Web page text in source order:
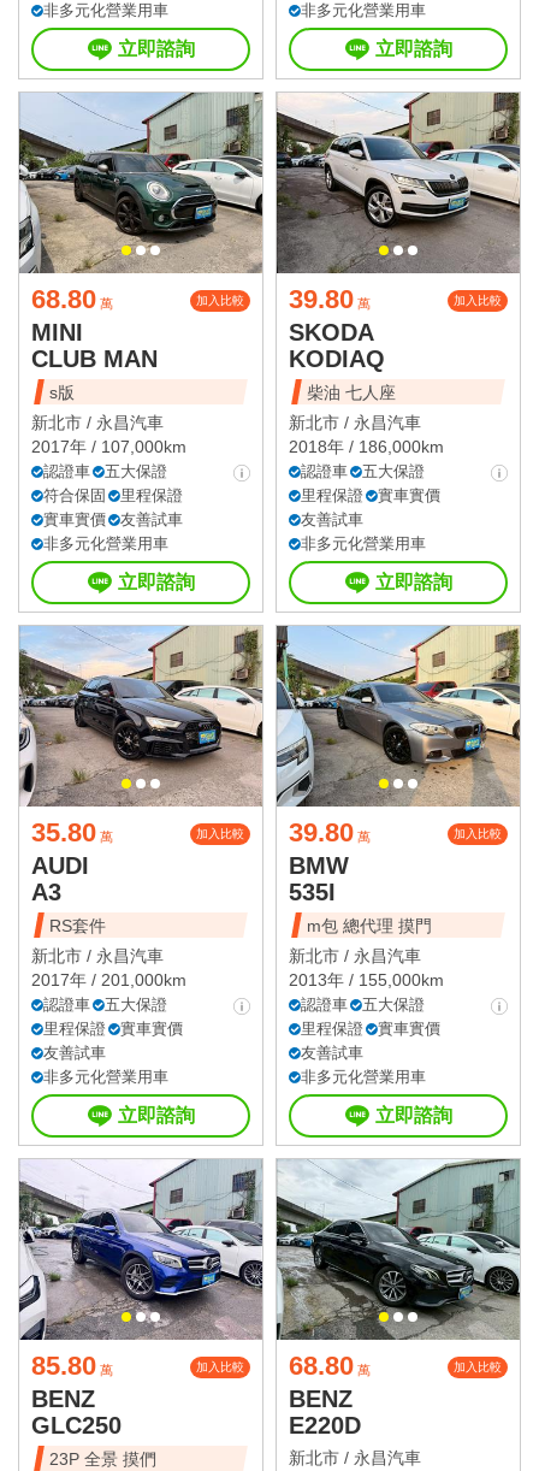
非多元化營業用車
立即諮詢
非多元化營業用車
立即諮詢
68.80 萬 加入比較
MINI
CLUB MAN
s版
新北市 / 永昌汽車
2017年 / 107,000km
認證車
五大保證
符合保固
里程保證
實車實價
友善試車
非多元化營業用車
立即諮詢
39.80 萬 加入比較
SKODA
KODIAQ
柴油 七人座
新北市 / 永昌汽車
2018年 / 186,000km
認證車
五大保證
里程保證
實車實價
友善試車
非多元化營業用車
立即諮詢
35.80 萬 加入比較
AUDI
A3
RS套件
新北市 / 永昌汽車
2017年 / 201,000km
認證車
五大保證
里程保證
實車實價
友善試車
非多元化營業用車
立即諮詢
39.80 萬 加入比較
BMW
535I
m包 總代理 摸門
新北市 / 永昌汽車
2013年 / 155,000km
認證車
五大保證
里程保證
實車實價
友善試車
非多元化營業用車
立即諮詢
85.80 萬 加入比較
BENZ
GLC250
23P 全景 摸們
68.80 萬 加入比較
BENZ
E220D
新北市 / 永昌汽車